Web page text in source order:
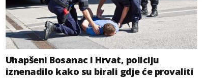
Uhapšeni Bosanac i Hrvat, policiju
iznenadilo kako su birali gdje će provaliti